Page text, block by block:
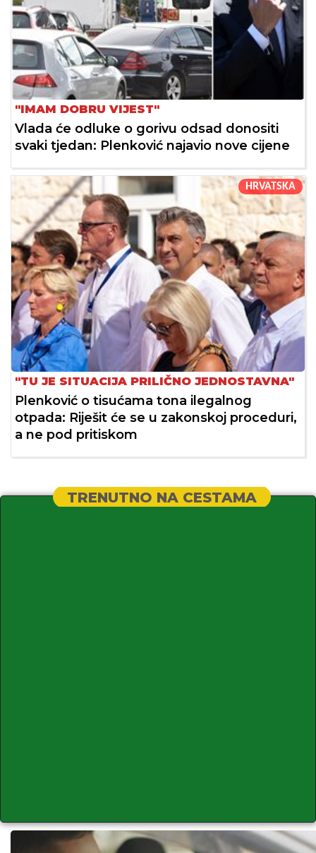
"IMAM DOBRU VIJEST"
Vlada će odluke o gorivu odsad donositi
svaki tjedan: Plenković najavio nove cijene
HRVATSKA
"TU JE SITUACIJA PRILIČNO JEDNOSTAVNA"
Plenković o tisućama tona ilegalnog
otpada: Riješit će se u zakonskoj proceduri,
a ne pod pritiskom
TRENUTNO NA CESTAMA